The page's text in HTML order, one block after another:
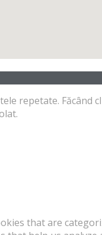
repetate. Făcând
that are